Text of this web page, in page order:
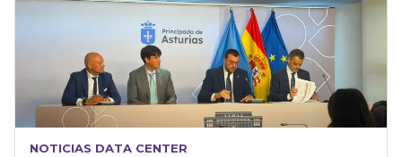
NOTICIAS DATA CENTER